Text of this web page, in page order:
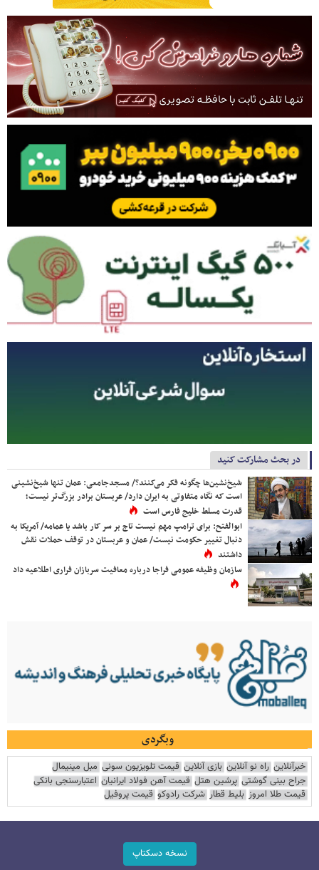
در بحث مشارکت کنید
شیخ‌نشین‌ها چگونه فکر می‌کنند؟/ مسجدجامعی: عمان تنها شیخ‌نشینی
است که نگاه متفاوتی به ایران دارد/ عربستان برادر بزرگ‌تر نیست؛
قدرت مسلط خلیج فارس است
ابوالفتح: برای ترامپ مهم نیست تاج بر سر کار باشد یا عمامه/ آمریکا به
دنبال تغییر حکومت نیست/ عمان و عربستان در توقف حملات نقش
داشتند
سازمان وظیفه عمومی فراجا درباره معافیت سربازان فراری اطلاعیه داد
وبگردی
خبرآنلاین راه نو آنلاین بازی آنلاین قیمت تلویزیون سونی مبل مینیمال
جراح بینی گوشتی پرشین هتل قیمت آهن فولاد ایرانیان اعتبارسنجی بانکی
قیمت طلا امروز بلیط قطار شرکت رادوکو قیمت پروفیل
نسخه دسکتاپ